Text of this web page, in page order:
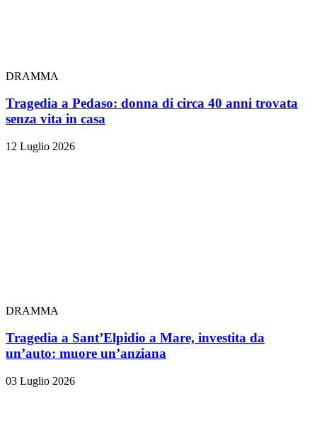
DRAMMA
Tragedia a Pedaso: donna di circa 40 anni trovata
senza vita in casa
12 Luglio 2026
DRAMMA
Tragedia a Sant’Elpidio a Mare, investita da
un’auto: muore un’anziana
03 Luglio 2026